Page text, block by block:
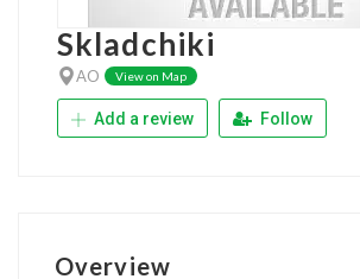
Skladchiki
AO View on Map
Add a review Follow
Overview